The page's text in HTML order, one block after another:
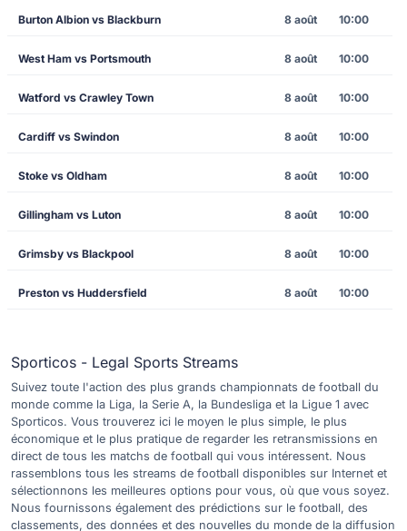
Burton Albion vs Blackburn 8 août 10:00
West Ham vs Portsmouth 8 août 10:00
Watford vs Crawley Town 8 août 10:00
Cardiff vs Swindon 8 août 10:00
Stoke vs Oldham 8 août 10:00
Gillingham vs Luton 8 août 10:00
Grimsby vs Blackpool 8 août 10:00
Preston vs Huddersfield 8 août 10:00
Sporticos - Legal Sports Streams
Suivez toute l'action des plus grands championnats de football du
monde comme la Liga, la Serie A, la Bundesliga et la Ligue 1 avec
Sporticos. Vous trouverez ici le moyen le plus simple, le plus
économique et le plus pratique de regarder les retransmissions en
direct de tous les matchs de football qui vous intéressent. Nous
rassemblons tous les streams de football disponibles sur Internet et
sélectionnons les meilleures options pour vous, où que vous soyez.
Nous fournissons également des prédictions sur le football, des
classements, des données et des nouvelles du monde de la diffusion